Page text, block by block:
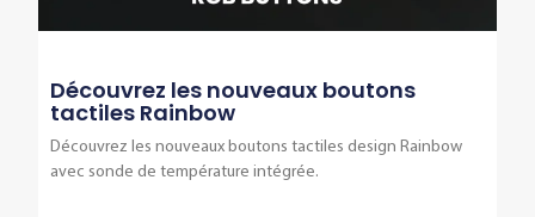
Découvrez les nouveaux boutons
tactiles Rainbow
Découvrez les nouveaux boutons tactiles design Rainbow
avec sonde de température intégrée.